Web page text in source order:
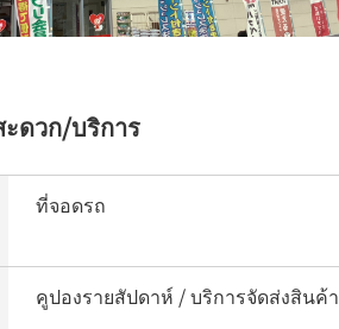
ดวก/บริการ
ที่จอดรถ
คูปองรายสัปดาห์ / บริการจัดส่งสินค้า